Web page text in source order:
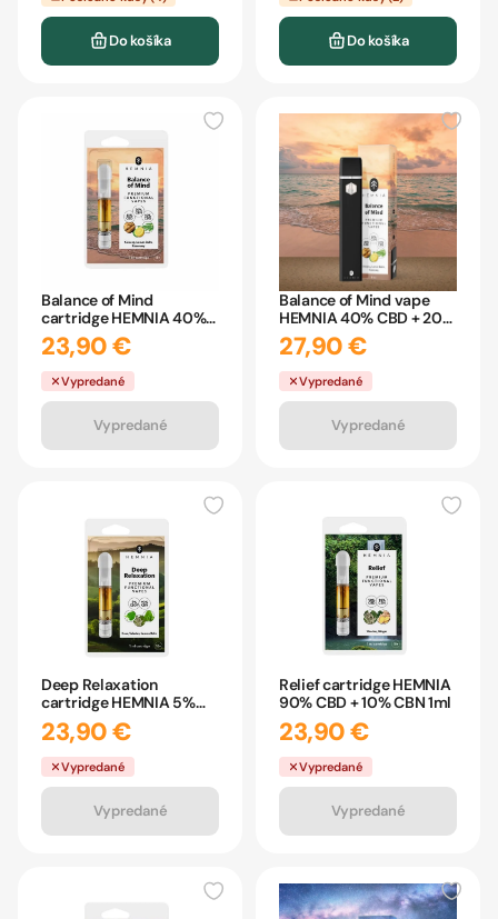
Do košíka Do košíka
Balance of Mind
cartridge HEMNIA 40%
CBD 20% CBN 40% CBG
23,90 €
Vypredané
Vypredané
Balance of Mind vape
HEMNIA 40% CBD + 20%
CBN + 40% CBG
27,90 €
Vypredané
Vypredané
Deep Relaxation
cartridge HEMNIA 5%
CBDP + až 90% CBN 1ml
23,90 €
Vypredané
Vypredané
Relief cartridge HEMNIA
90% CBD + 10% CBN 1ml
23,90 €
Vypredané
Vypredané